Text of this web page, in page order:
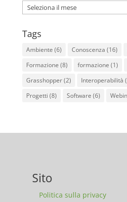
Archives
Tags
Ambiente (6) Conoscenza (16)
Formazione (8) formazione (1)
Grasshopper(2) Interoperabilità
Progetti (8) Software (6)
Sito
Politica sulla privacy